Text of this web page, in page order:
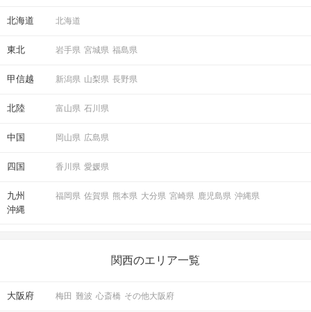
マッチングした方同士お話できるように
アクセス
〒530-0001
動産西梅田ビル4階
北海道 北海道
東北 岩手県 宮城県 福島県
甲信越 新潟県 山梨県 長野県
北陸 富山県 石川県
中国 岡山県 広島県
四国 香川県 愛媛県
九州
沖縄
福岡県 佐賀県 熊本県 大分県 宮崎県 鹿児島県 沖縄県
関西のエリア一覧
大阪府 梅田 難波 心斎橋 その他大阪府